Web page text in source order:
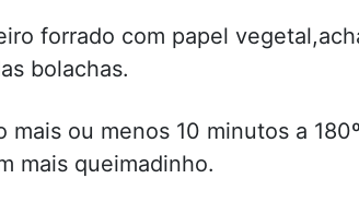
forrado com papel
bolachas.
mais ou menos 10 minutos a
mais queimadinho.